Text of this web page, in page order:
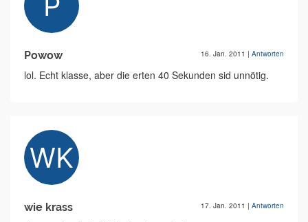
Powow 16. Jan. 2011 | Antworten
lol. Echt klasse, aber die erten 40 Sekunden sid unnötig.
wie krass 17. Jan. 2011 | Antworten